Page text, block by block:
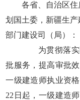
各省、自治区
划国土委，新疆生
部门建设司（局）：
为贯彻落实
批服务，提高审批
一级建造师执业资
22日起，一级建造